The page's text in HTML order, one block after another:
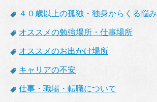
４０歳以上の孤独・独身からくる悩み
オススメの勉強場所・仕事場所
オススメのお出かけ場所
キャリアの不安
仕事・職場・転職について